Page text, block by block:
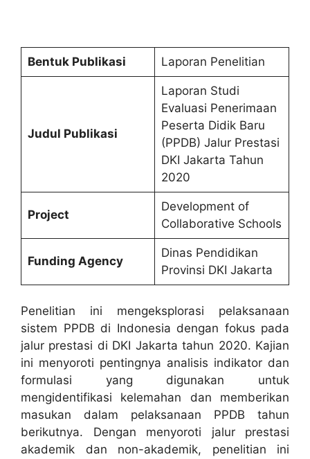
Bentuk Publikasi Laporan Penelitian
Judul Publikasi
Laporan Studi
Evaluasi Penerimaan
Peserta Didik Baru
(PPDB) Jalur Prestasi
DKI Jakarta Tahun
2020
Project
Development of
Collaborative Schools
Funding Agency
Dinas Pendidikan
Provinsi DKI Jakarta
Penelitian ini mengeksplorasi pelaksanaan
sistem PPDB di Indonesia dengan fokus pada
jalur prestasi di DKI Jakarta tahun 2020. Kajian
ini menyoroti pentingnya analisis indikator dan
formulasi yang digunakan untuk
mengidentifikasi kelemahan dan memberikan
masukan dalam pelaksanaan PPDB tahun
berikutnya. Dengan menyoroti jalur prestasi
akademik dan non-akademik, penelitian ini